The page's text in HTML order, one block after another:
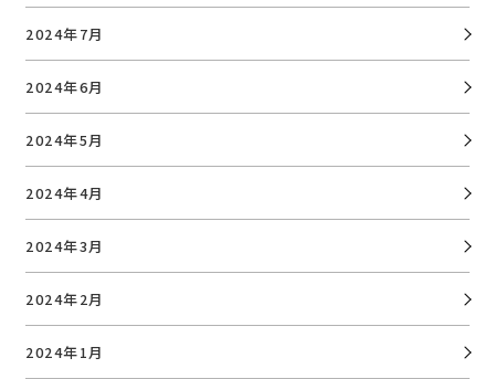
2024年7月
2024年6月
2024年5月
2024年4月
2024年3月
2024年2月
2024年1月